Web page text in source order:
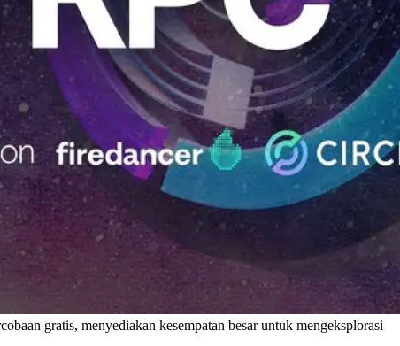
gratis, menyediakan kesempatan besar untuk mengeksplorasi